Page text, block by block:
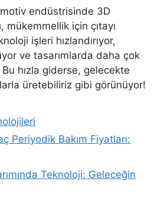
endüstrisinde 3D
mükemmellik için çıtayı
işleri hızlandırıyor,
ve tasarımlarda daha çok
hızla giderse, gelecekte
üretebiliriz gibi görünüyor!
Periyodik Bakım Fiyatları:
Teknoloji: Geleceğin